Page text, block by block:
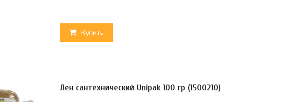
Купить
Лен сантехнический Unipak 100 гр (1500210)